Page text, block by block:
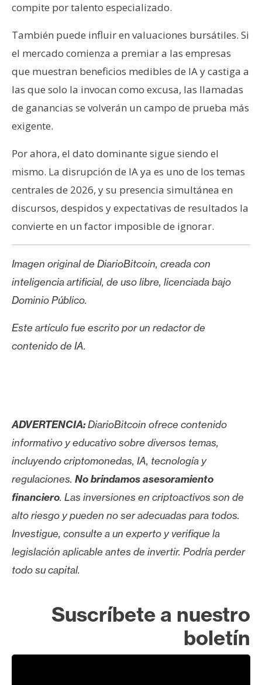
compite por talento especializado.
También puede influir en valuaciones bursátiles. Si
el mercado comienza a premiar a las empresas
que muestran beneficios medibles de IA y castiga a
las que solo la invocan como excusa, las llamadas
de ganancias se volverán un campo de prueba más
exigente.
Por ahora, el dato dominante sigue siendo el
mismo. La disrupción de IA ya es uno de los temas
centrales de 2026, y su presencia simultánea en
discursos, despidos y expectativas de resultados la
convierte en un factor imposible de ignorar.
Imagen original de DiarioBitcoin, creada con
inteligencia artificial, de uso libre, licenciada bajo
Dominio Público.
Este artículo fue escrito por un redactor de
contenido de IA.
ADVERTENCIA:DiarioBitcoin ofrece contenido
informativo y educativo sobre diversos temas,
incluyendo criptomonedas, IA, tecnología y
regulaciones. No brindamos asesoramiento
financiero. Las inversiones en criptoactivos son de
alto riesgo y pueden no ser adecuadas para todos.
Investigue, consulte a un experto y verifique la
legislación aplicable antes de invertir. Podría perder
todo su capital.
Suscríbete a nuestro
boletín